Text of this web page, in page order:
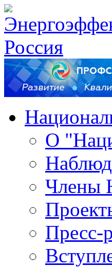
О
Члены
Пресс-